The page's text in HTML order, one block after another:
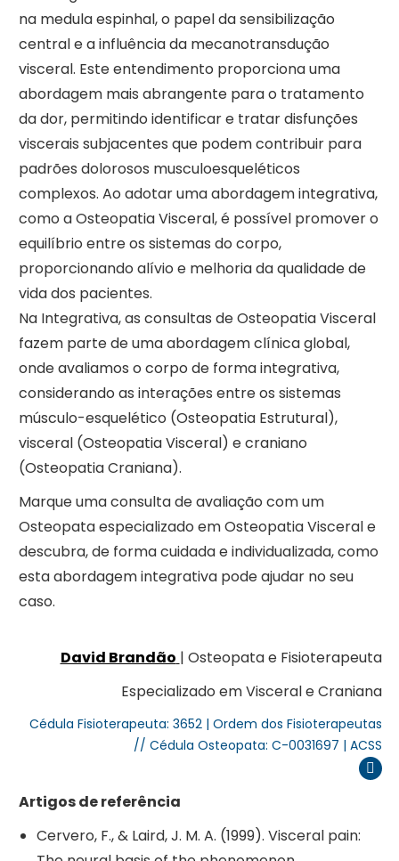
na medula espinhal, o papel da sensibilização
central e a influência da mecanotransdução
visceral. Este entendimento proporciona uma
abordagem mais abrangente para o tratamento
da dor, permitindo identificar e tratar disfunções
viscerais subjacentes que podem contribuir para
padrões dolorosos musculoesqueléticos
complexos. Ao adotar uma abordagem integrativa,
como a Osteopatia Visceral, é possível promover o
equilíbrio entre os sistemas do corpo,
proporcionando alívio e melhoria da qualidade de
vida dos pacientes.
Na Integrativa, as consultas de Osteopatia Visceral
fazem parte de uma abordagem clínica global,
onde avaliamos o corpo de forma integrativa,
considerando as interações entre os sistemas
músculo-esquelético (Osteopatia Estrutural),
visceral (Osteopatia Visceral) e craniano
(Osteopatia Craniana).
Marque uma consulta de avaliação com um
Osteopata especializado em Osteopatia Visceral e
descubra, de forma cuidada e individualizada, como
esta abordagem integrativa pode ajudar no seu
caso.
David Brandão | Osteopata e Fisioterapeuta
Especializado em Visceral e Craniana
Cédula Fisioterapeuta: 3652 | Ordem dos Fisioterapeutas
// Cédula Osteopata: C-0031697 | ACSS
Artigos de referência
Cervero, F., & Laird, J. M. A. (1999). Visceral pain: